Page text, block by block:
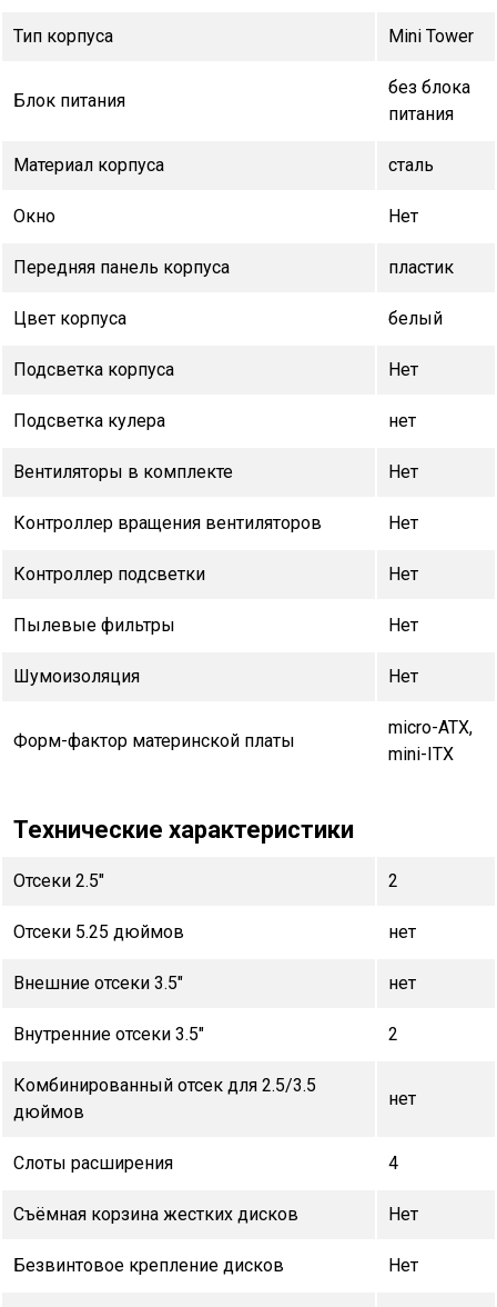
Тип корпуса Mini Tower
Блок питания
без блока
питания
Материал корпуса сталь
Окно Нет
Передняя панель корпуса пластик
Цвет корпуса белый
Подсветка корпуса Нет
Подсветка кулера нет
Вентиляторы в комплекте Нет
Контроллер вращения вентиляторов Нет
Контроллер подсветки Нет
Пылевые фильтры Нет
Шумоизоляция Нет
Форм-фактор материнской платы
micro-ATX,
mini-ITX
Технические характеристики
Отсеки 2.5" 2
Отсеки 5.25 дюймов нет
Внешние отсеки 3.5" нет
Внутренние отсеки 3.5" 2
Комбинированный отсек для 2.5/3.5
дюймов
нет
Слоты расширения 4
Съёмная корзина жестких дисков Нет
Безвинтовое крепление дисков Нет